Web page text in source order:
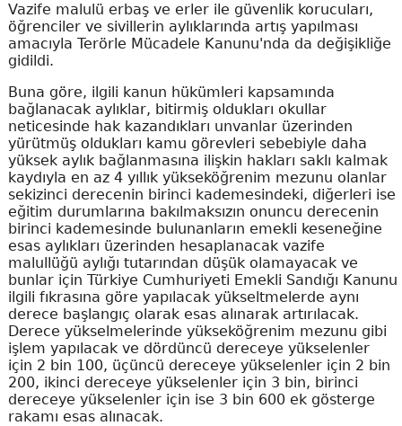
Vazife malulü erbaş ve erler ile güvenlik korucuları,
öğrenciler ve sivillerin aylıklarında artış yapılması
amacıyla Terörle Mücadele Kanunu'nda da değişikliğe
gidildi.
Buna göre, ilgili kanun hükümleri kapsamında
bağlanacak aylıklar, bitirmiş oldukları okullar
neticesinde hak kazandıkları unvanlar üzerinden
yürütmüş oldukları kamu görevleri sebebiyle daha
yüksek aylık bağlanmasına ilişkin hakları saklı kalmak
kaydıyla en az 4 yıllık yükseköğrenim mezunu olanlar
sekizinci derecenin birinci kademesindeki, diğerleri ise
eğitim durumlarına bakılmaksızın onuncu derecenin
birinci kademesinde bulunanların emekli keseneğine
esas aylıkları üzerinden hesaplanacak vazife
malullüğü aylığı tutarından düşük olamayacak ve
bunlar için Türkiye Cumhuriyeti Emekli Sandığı Kanunu
ilgili fıkrasına göre yapılacak yükseltmelerde aynı
derece başlangıç olarak esas alınarak artırılacak.
Derece yükselmelerinde yükseköğrenim mezunu gibi
işlem yapılacak ve dördüncü dereceye yükselenler
için 2 bin 100, üçüncü dereceye yükselenler için 2 bin
200, ikinci dereceye yükselenler için 3 bin, birinci
dereceye yükselenler için ise 3 bin 600 ek gösterge
rakamı esas alınacak.